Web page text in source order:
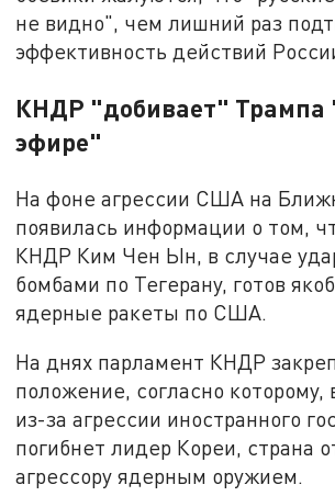
не видно", чем лишний раз
эффективность действий
КНДР "добивает" Трампа
эфире"
На фоне агрессии США на
появилась информации о том,
КНДР Ким Чен Ын, в случае
бомбами по Тегерану, готов
ядерные ракеты по США.
На днях парламент КНДР
положение, согласно которому,
из-за агрессии иностранного
погибнет лидер Кореи, страна
агрессору ядерным оружием.